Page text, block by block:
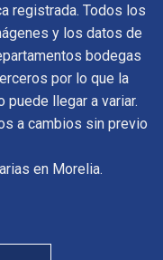
registrada. Todos los
y los datos de
bodegas
por lo que la
llegar a variar.
a cambios sin previo
en Morelia.